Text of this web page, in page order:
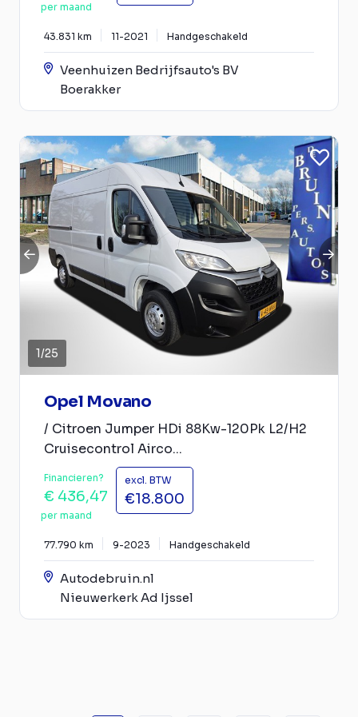
per maand
43.831 km 11-2021 Handgeschakeld
Veenhuizen Bedrijfsauto's BV
Boerakker
1/25
Opel Movano
/ Citroen Jumper HDi 88Kw-120Pk L2/H2
Cruisecontrol Airco...
Financieren?
€ 436,47
per maand
excl. BTW
€18.800
77.790 km 9-2023 Handgeschakeld
Autodebruin.nl
Nieuwerkerk Ad Ijssel